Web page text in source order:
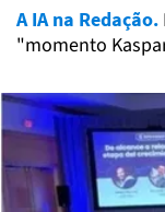
A IA na Redação.
"momento